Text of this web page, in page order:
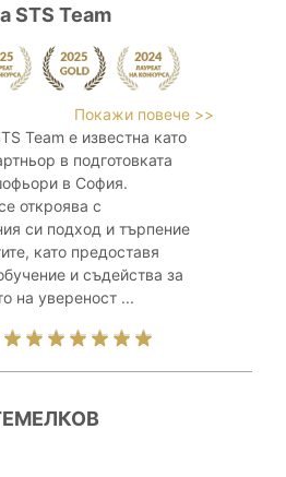
STS Team
Покажи повече >>
Team е известна като
в подготовката
в София.
откроява с
си подход и търпение
като предоставя
и съдейства за
на увереност ...